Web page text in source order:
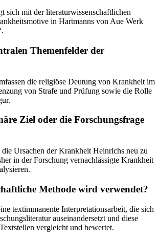
sich mit der literaturwissenschaftlichen
in Hartmanns von Aue Werk
Themenfelder der
die religiöse Deutung von Krankheit im
von Strafe und Prüfung sowie die Rolle
Ziel oder die Forschungsfrage
Ursachen der Krankheit Heinrichs neu zu
in der Forschung vernachlässigte Krankheit
Methode wird verwendet?
textimmanente Interpretationsarbeit, die sich
auseinandersetzt und diese
vergleicht und bewertet.